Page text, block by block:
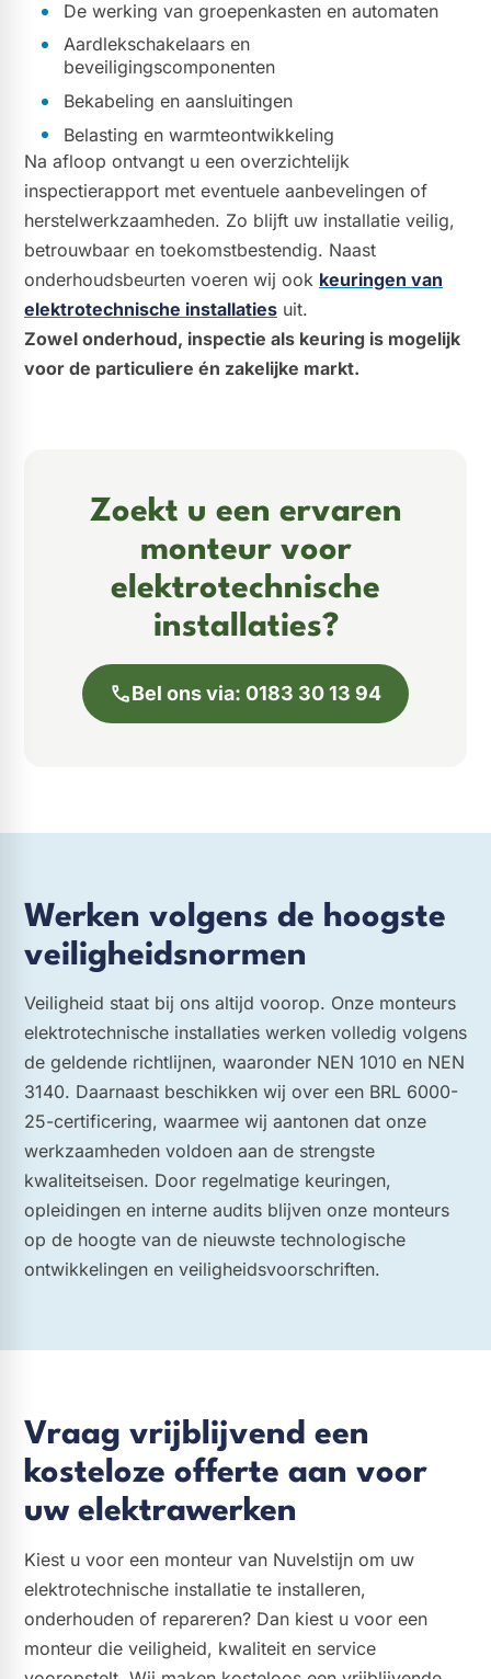
De werking van groepenkasten en automaten
Aardlekschakelaars en
beveiligingscomponenten
Bekabeling en aansluitingen
Belasting en warmteontwikkeling
Na afloop ontvangt u een overzichtelijk
inspectierapport met eventuele aanbevelingen of
herstelwerkzaamheden. Zo blijft uw installatie veilig,
betrouwbaar en toekomstbestendig. Naast
onderhoudsbeurten voeren wij ook keuringen van
elektrotechnische installaties uit.
Zowel onderhoud, inspectie als keuring is mogelijk
voor de particuliere én zakelijke markt.
Zoekt u een ervaren
monteur voor
elektrotechnische
installaties?
Bel ons via: 0183 30 13 94
Werken volgens de hoogste
veiligheidsnormen
Veiligheid staat bij ons altijd voorop. Onze monteurs
elektrotechnische installaties werken volledig volgens
de geldende richtlijnen, waaronder NEN 1010 en NEN
3140. Daarnaast beschikken wij over een BRL 6000-
25-certificering, waarmee wij aantonen dat onze
werkzaamheden voldoen aan de strengste
kwaliteitseisen. Door regelmatige keuringen,
opleidingen en interne audits blijven onze monteurs
op de hoogte van de nieuwste technologische
ontwikkelingen en veiligheidsvoorschriften.
Vraag vrijblijvend een
kosteloze offerte aan voor
uw elektrawerken
Kiest u voor een monteur van Nuvelstijn om uw
elektrotechnische installatie te installeren,
onderhouden of repareren? Dan kiest u voor een
monteur die veiligheid, kwaliteit en service